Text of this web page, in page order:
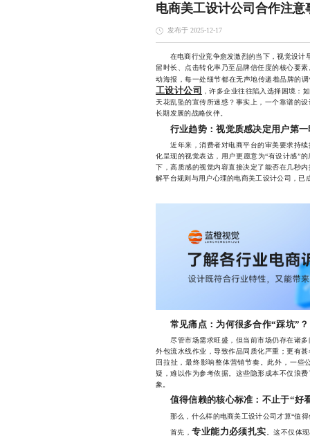
电商美工设计公司合作注意
发布于 2025-12-17
在电商行业竞争愈发激烈的当下，视觉设计
留时长、点击转化率乃至品牌信任度的核心要
动海报，每一处细节都在无声地传递着品牌的
工设计公司
，许多企业往往陷入选择困境：
天花乱坠的宣传所迷惑？事实上，一个靠谱的
长期发展的战略伙伴。
行业趋势：视觉质感决定用户第一
近年来，消费者对电商平台的审美要求持续
化呈现的视觉表达，用户更愿意为“有设计感”
下，高质感的视觉内容直接决定了能否在几秒
解平台规则与用户心理的电商美工设计公司，已
常见痛点：为何很多合作“踩坑”？
尽管市场需求旺盛，但当前市场仍存在诸多
外包流水线作业，导致作品同质化严重；更有
回拉扯，最终影响整体营销节奏。此外，一些
疑，难以作为参考依据。这些隐形成本不仅浪
象。
值得信赖的核心标准：不止于“好
那么，什么样的电商美工设计公司才算“值得
首先，专业能力必须扎实 。这不仅体